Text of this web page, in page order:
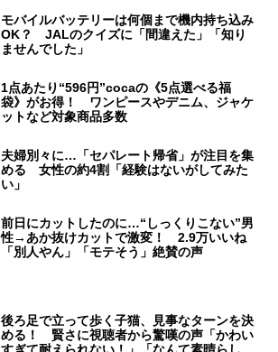
モバイルバッテリーは何個まで機内持ち込み
OK？ JALのクイズに「間違えた」「知り
ませんでした」
1点あたり“596円”cocaの《5点選べる福
袋》がお得！ ワンピースやデニム、ジャケ
ットなど対象商品多数
夫婦別々に…「セパレート帰省」が注目を集
める 女性の約4割「経験はないがしてみた
い」
前日にカットしたのに…“しっくりこない”男
性→あか抜けカットで激変！ 2.9万いいね
「別人やん」「モテそう」絶賛の声
後ろ足で立って歩く子猫、見事なターンを決
める！ 賢さに視聴者から驚嘆の声「かわい